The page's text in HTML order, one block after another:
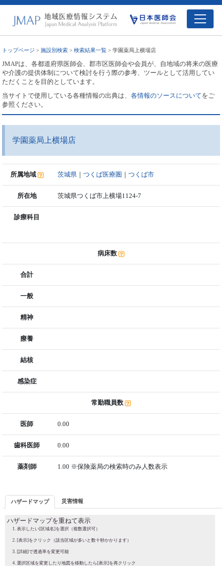
トップページ >施設別検索 >検索結果一覧 > 学園薬局上横場店
JMAPは、各都道府県医師会、郡市区医師会や会員が、自地域の将来の医療
や介護の提供体制について検討を行う際の参考、ツールとして活用してい
ただくことを目的としています。
当サイトで使用している各種情報の出典は、各情報のソースについてをご
参照ください。
学園薬局上横場店
所属地域 茨城県 ｜つくば医療圏 ｜つくば市
所在地 茨城県つくば市上横場1124-7
診療科目
病床数
合計
一般
精神
療養
結核
感染症
常勤職員数
医師 0.00
歯科医師 0.00
薬剤師 1.00 ※保険薬局の検索時のみ人数表示
ハザードマップ 災害情報
ハザードマップを重ねて表示
表示したい[区域名]を選択（複数選択可）
[表示]をクリック（該当区域が多いと数十秒かかります）
[詳細]で透過率を変更可能
選択区域を変更したり地図を移動したら[表示]を再クリック